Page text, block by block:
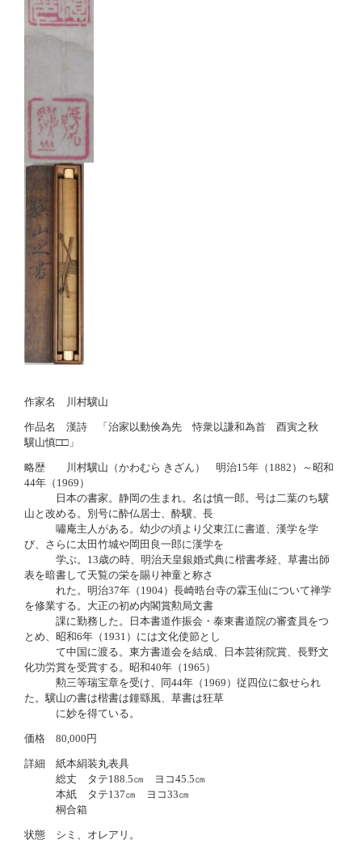
作家名 川村驥山
作品名 漢詩 「治家以動倹為先 恃衆以謙和為首 酉寅之秋
驥山慎□□」
略歴 川村驥山（かわむら きざん） 明治15年（1882）～昭和
44年（1969）
日本の書家。静岡の生まれ。名は慎一郎。号は二葉のち驥
山と改める。別号に酔仏居士、酔驥、長
嘯庵主人がある。幼少の頃より父東江に書道、漢学を学
び、さらに太田竹城や岡田良一郎に漢学を
学ぶ。13歳の時、明治天皇銀婚式典に楷書孝経、草書出師
表を暗書して天覧の栄を賜り神童と称さ
れた。明治37年（1904）長崎晧台寺の霖玉仙について禅学
を修業する。大正の初め内閣賞勲局文書
課に勤務した。日本書道作振会・泰東書道院の審査員をつ
とめ、昭和6年（1931）には文化使節とし
て中国に渡る。東方書道会を結成、日本芸術院賞、長野文
化功労賞を受賞する。昭和40年（1965）
勲三等瑞宝章を受け、同44年（1969）従四位に叙せられ
た。驥山の書は楷書は鐘繇風、草書は狂草
に妙を得ている。
価格 80,000円
詳細 紙本絹装丸表具
総丈 タテ188.5㎝ ヨコ45.5㎝
本紙 タテ137㎝ ヨコ33㎝
桐合箱
状態 シミ、オレアリ。